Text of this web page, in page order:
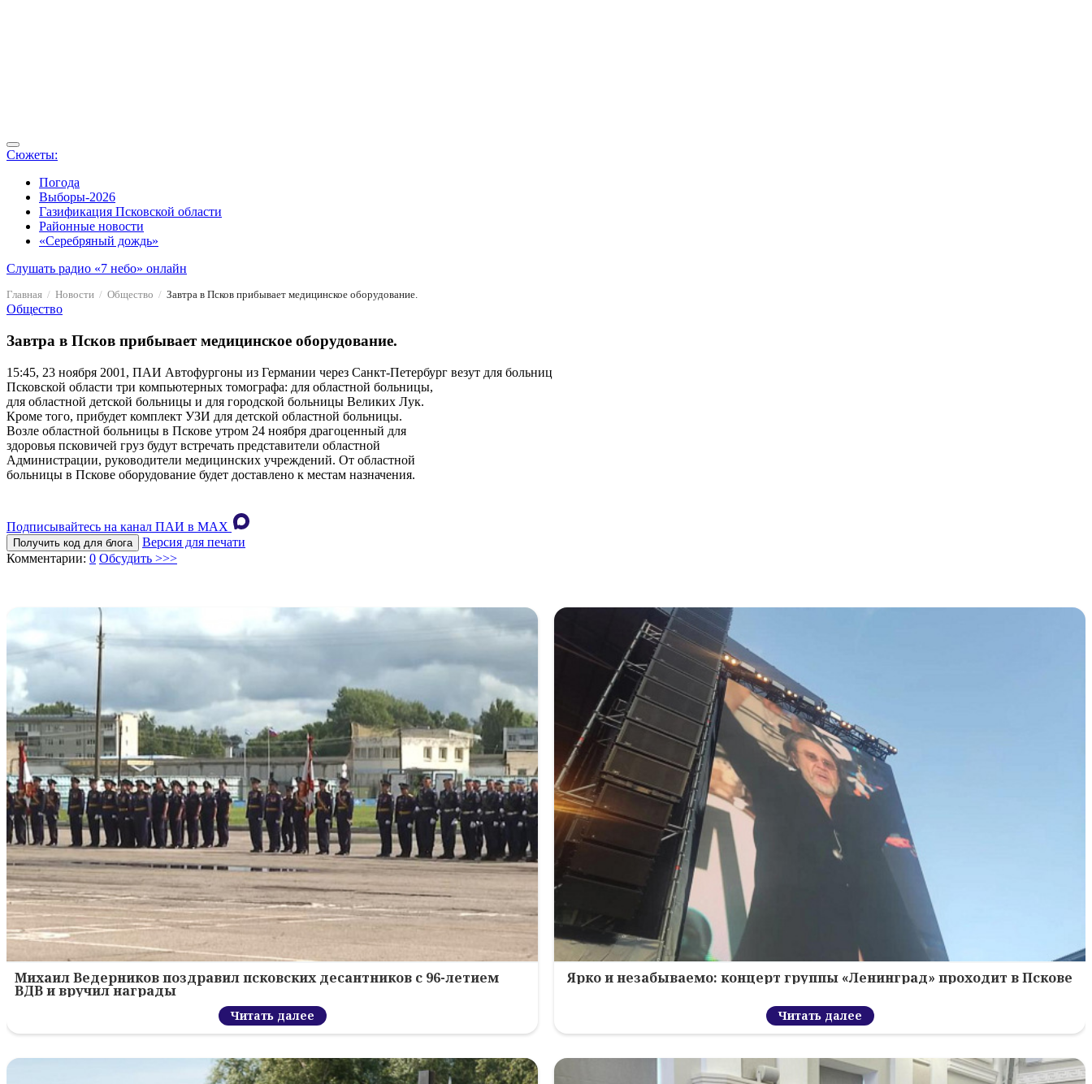
Сюжеты:
Погода
Выборы-2026
Газификация Псковской области
Районные новости
«Серебряный дождь»
Слушать радио «7 небо» онлайн
Главная Новости Общество Завтра в Псков прибывает медицинское оборудование.
Общество
Завтра в Псков прибывает медицинское оборудование.
15:45, 23 ноября 2001, ПАИ Автофургоны из Германии через Санкт-Петербург везут для больниц
Псковской области три компьютерных томографа: для областной больницы,
для областной детской больницы и для городской больницы Великих Лук.
Кроме того, прибудет комплект УЗИ для детской областной больницы.
Возле областной больницы в Пскове утром 24 ноября драгоценный для
здоровья псковичей груз будут встречать представители областной
Администрации, руководители медицинских учреждений. От областной
больницы в Пскове оборудование будет доставлено к местам назначения.
Подписывайтесь на канал ПАИ в MAХ
Получить код для блога
Версия для печати
Комментарии: 0 Обсудить >>>
Михаил Ведерников поздравил псковских десантников с 96-летием
ВДВ и вручил награды
Читать далее
Ярко и незабываемо: концерт группы «Ленинград» проходит в Пскове
Читать далее